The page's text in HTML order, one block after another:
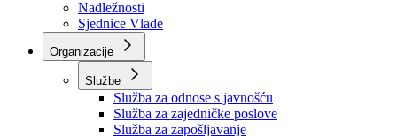
Ministarstvo za boračka pitanja
Ministarstvo za finansije
Ured Vlade i Premijera
Nadležnosti
Sjednice Vlade
Organizacije
Službe